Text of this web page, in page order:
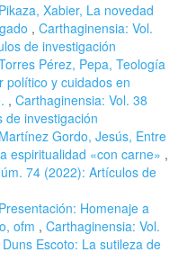
Pikaza, Xabier, La novedad
, Carthaginensia: Vol.
de investigación
Pérez, Pepa, Teología
político y cuidados en
, Carthaginensia: Vol. 38
de investigación
Martínez Gordo, Jesús, Entre
espiritualidad «con carne» ,
74 (2022): Artículos de
Presentación: Homenaje a
ofm , Carthaginensia: Vol.
Escoto: La sutileza de